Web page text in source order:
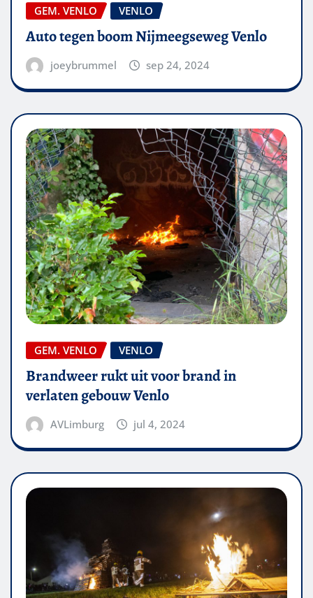
GEM. VENLO VENLO
Auto tegen boom Nijmeegseweg Venlo
joeybrummel sep 24, 2024
GEM. VENLO VENLO
Brandweer rukt uit voor brand in
verlaten gebouw Venlo
AVLimburg jul 4, 2024